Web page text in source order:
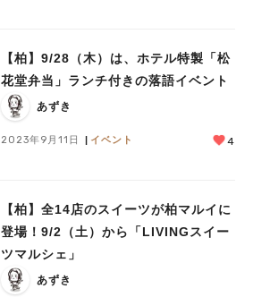
【柏】9/28（木）は、ホテル特製「松
花堂弁当」ランチ付きの落語イベント
あずき
2023年9月11日 イベント 4
【柏】全14店のスイーツが柏マルイに
登場！9/2（土）から「LIVINGスイー
ツマルシェ」
あずき